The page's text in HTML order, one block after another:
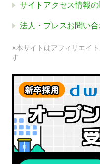
サイトアクセス情報
法人・プレスお問い
※本サイトはアフィリエイ
す